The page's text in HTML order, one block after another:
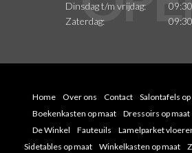
Dinsdag t/m vrijdag:
Zaterdag:
Home Over ons Contact Salontafels
Boekenkasten op maat
Dressoirs op maat
De Winkel
Fauteuils Lamelparket
Sidetables op maat
Winkelkasten op maat